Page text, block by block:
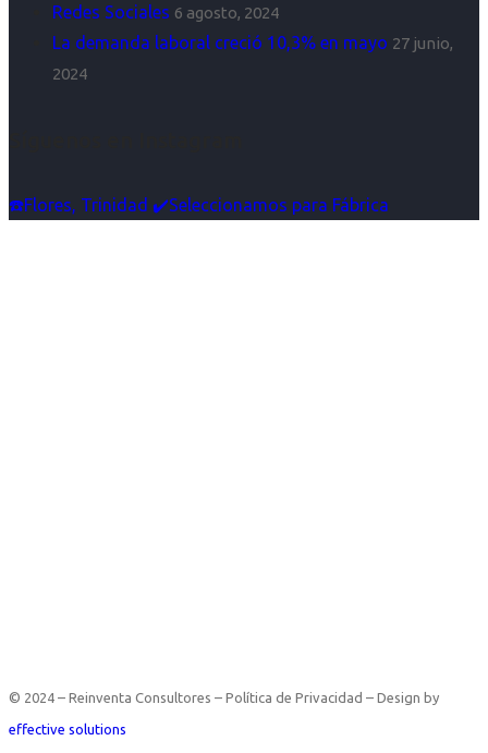
Redes Sociales 6 agosto, 2024
La demanda laboral creció 10,3% en mayo 27 junio,
2024
☎️Flores, Trinidad ✔️Seleccionamos para Fábrica
© 2024 – Reinventa Consultores – Política de Privacidad – Design by
effective solutions